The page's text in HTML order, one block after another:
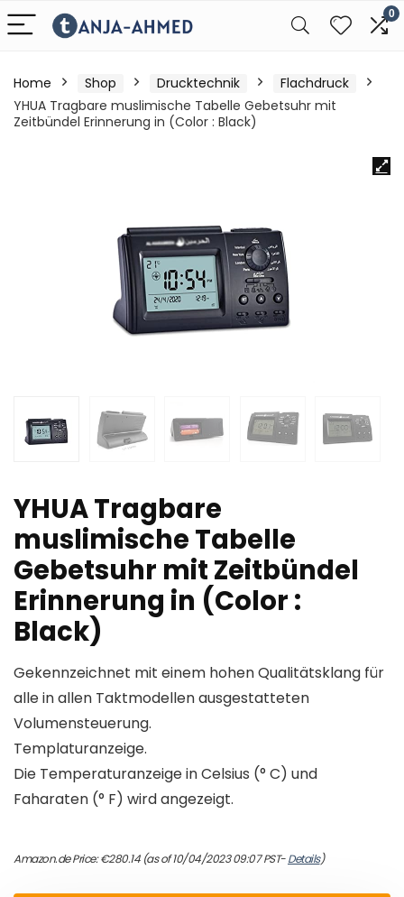
0
Home Shop Drucktechnik
Flachdruck
YHUA Tragbare muslimische Tabelle Gebetsuhr mit
Zeitbündel Erinnerung in (Color : Black)
YHUA Tragbare
muslimische Tabelle
Gebetsuhr mit Zeitbündel
Erinnerung in (Color :
Black)
Gekennzeichnet mit einem hohen Qualitätsklang für
alle in allen Taktmodellen ausgestatteten
Volumensteuerung.
Templaturanzeige.
Die Temperaturanzeige in Celsius (° C) und
Faharaten (° F) wird angezeigt.
Amazon.de Price:€280.14(as of 10/04/2023 09:07 PST-Details)